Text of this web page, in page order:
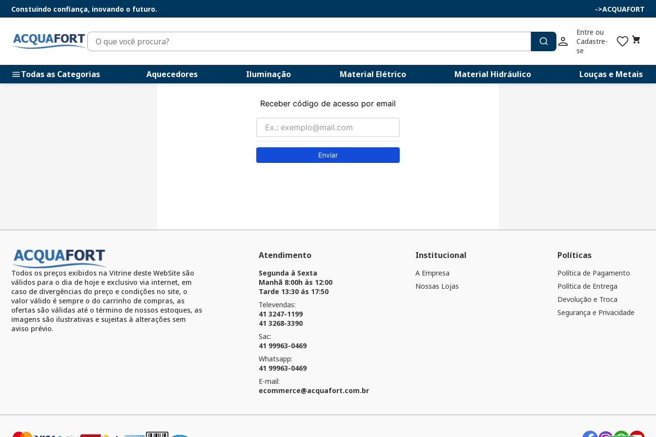
Constuindo confiança, inovando o futuro. ->ACQUAFORT
O que você procura?
Entre ou
Cadastre-
se
Todas as Categorias Aquecedores Iluminação Material Elétrico Material Hidráulico Louças e Metais
Receber código de acesso por email
Enviar
Todos os preços exibidos na Vitrine deste WebSite são
válidos para o dia de hoje e exclusivo via internet, em
caso de divergências do preço e condições no site, o
valor válido é sempre o do carrinho de compras, as
ofertas são válidas até o término de nossos estoques, as
imagens são ilustrativas e sujeitas à alterações sem
aviso prévio.
Atendimento
Segunda à Sexta
Manhã 8:00h às 12:00
Tarde 13:30 ás 17:50
Televendas:
41 3247-1199
41 3268-3390
Sac:
41 99963-0469
Whatsapp:
41 99963-0469
E-mail:
ecommerce@acquafort.com.br
Institucional
A Empresa
Nossas Lojas
Políticas
Política de Pagamento
Política de Entrega
Devolução e Troca
Segurança e Privacidade